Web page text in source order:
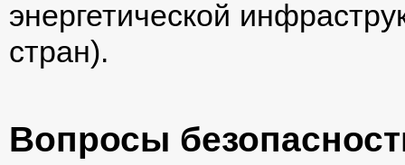
энергетической
стран).
Вопросы